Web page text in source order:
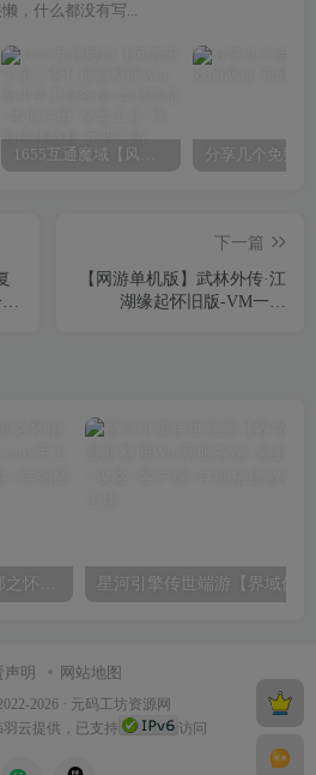
，什么都没有写...
下一篇
【网游单机版】武林外传·江
湖缘起怀旧版-VM一键
声明 网站地图
2026 · 元码工坊资源网
羽云提供，已支持 访问